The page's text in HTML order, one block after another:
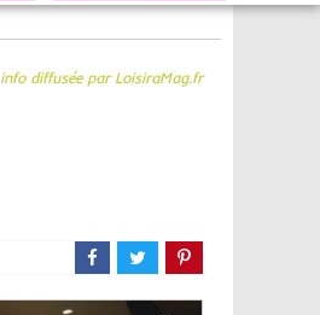
info diffusée par LoisiraMag.fr